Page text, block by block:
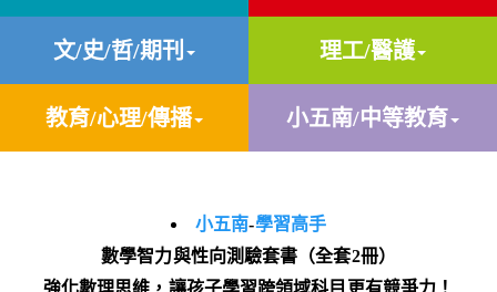
文/史/哲/期刊 理工/醫護
教育/心理/傳播 小五南/中等教育
小五南-學習高手
數學智力與性向測驗套書（全套2冊）
強化數理思維，讓孩子學習跨領域科目更有競爭力！